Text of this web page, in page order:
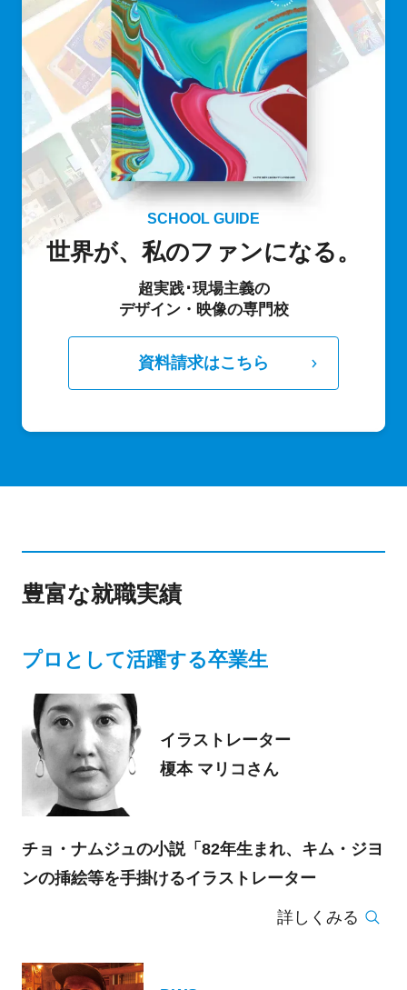
SCHOOL GUIDE
世界が、私のファンになる。
超実践･現場主義の
デザイン・映像の専門校
資料請求はこちら
豊富な就職実績
プロとして活躍する卒業生
イラストレーター
榎本 マリコさん
チョ・ナムジュの小説「82年生まれ、キム・ジヨ
ンの挿絵等を手掛けるイラストレーター
詳しくみる